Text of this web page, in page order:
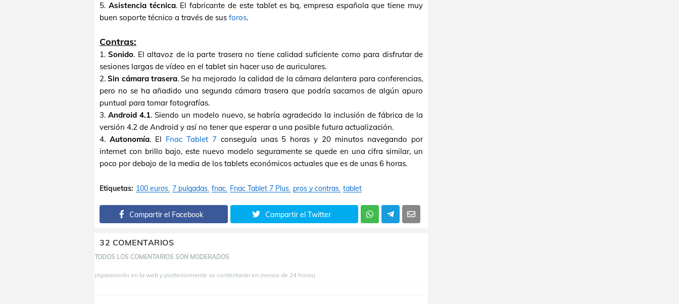
5. Asistencia técnica. El fabricante de este tablet es bq, empresa española que tiene muy
buen soporte técnico a través de sus foros.
Contras:
1.Sonido. El altavoz de la parte trasera no tiene calidad suficiente como para disfrutar de
sesiones largas de vídeo en el tablet sin hacer uso de auriculares.
2.Sin cámara trasera. Se ha mejorado la calidad de la cámara delantera para conferencias,
pero no se ha añadido una segunda cámara trasera que podría sacarnos de algún apuro
puntual para tomar fotografías.
3. Android 4.1. Siendo un modelo nuevo, se habría agradecido la inclusión de fábrica de la
versión 4.2 de Android y así no tener que esperar a una posible futura actualización.
4. Autonomía. El Fnac Tablet 7 conseguía unas 5 horas y 20 minutos navegando por
internet con brillo bajo, este nuevo modelo seguramente se quede en una cifra similar, un
poco por debajo de la media de los tablets económicos actuales que es de unas 6 horas.
Etiquetas: 100 euros 7 pulgadas fnac Fnac Tablet 7 Plus pros y contras tablet
Compartir el Facebook Compartir el Twitter
32 COMENTARIOS
TODOS LOS COMENTARIOS SON MODERADOS
(Aparecerán en la web y posteriormente se contestarán en menos de 24 horas)